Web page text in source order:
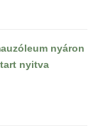
nyáron
nyitva